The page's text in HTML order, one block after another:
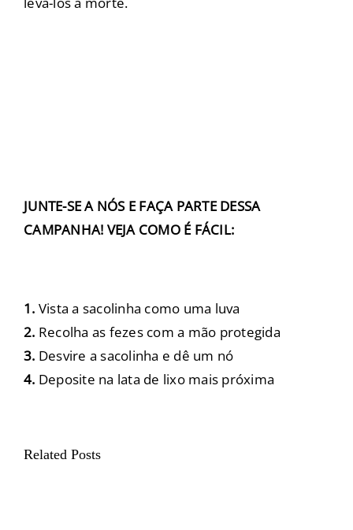
JUNTE-SE A NÓS E FAÇA PARTE DESSA
CAMPANHA! VEJA COMO É FÁCIL:
1. Vista a sacolinha como uma luva
2. Recolha as fezes com a mão protegida
3. Desvire a sacolinha e dê um nó
4. Deposite na lata de lixo mais próxima
Related Posts